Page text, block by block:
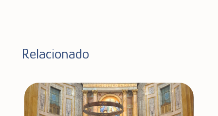
Relacionado